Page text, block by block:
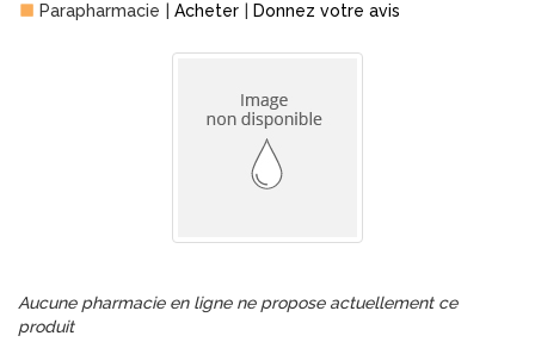
Parapharmacie Acheter Donnez votre avis
Aucune pharmacie en ligne ne propose actuellement ce
produit